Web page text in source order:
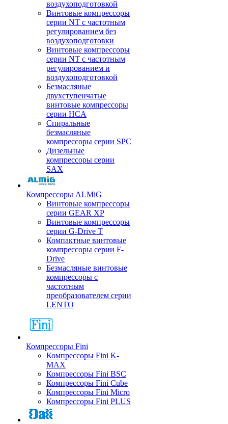
воздухоподготовкой
Винтовые компрессоры
серии NT с частотным
регулированием без
воздухоподготовки
Винтовые компрессоры
серии NT с частотным
регулированием и
воздухоподготовкой
Безмасляные
двухступенчатые
винтовые компрессоры
серии HCA
Спиральные
безмасляные
компрессоры серии SPC
Дизельные
компрессоры серии
SAX
Компрессоры ALMiG
Винтовые компрессоры
серии GEAR XP
Винтовые компрессоры
серии G-Drive T
Компактные винтовые
компрессоры серии F-
Drive
Безмасляные винтовые
компрессоры с
частотным
преобразователем серии
LENTO
Компрессоры Fini
Компрессоры Fini K-
MAX
Компрессоры Fini BSC
Компрессоры Fini Cube
Компрессоры Fini Micro
Компрессоры Fini PLUS